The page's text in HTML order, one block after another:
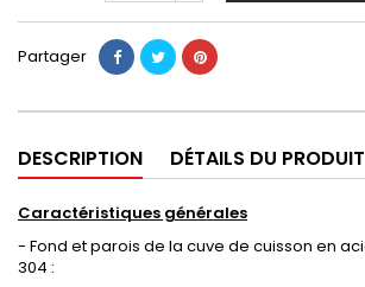
Partager
DESCRIPTION DÉTAILS DU PRODUIT
Caractéristiques générales
- Fond et parois de la cuve de cuisson en
304 :